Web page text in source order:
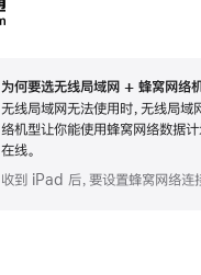
为何要选无线局域网 + 蜂窝网络机
无线局域网无法使用时，无线局
络机型让你能使用蜂窝网络数据
在线。
收到 iPad 后，要设置蜂窝网络连